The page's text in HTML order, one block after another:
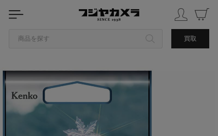
商品を探す 買取
カテゴリから探す
ブランドから探す